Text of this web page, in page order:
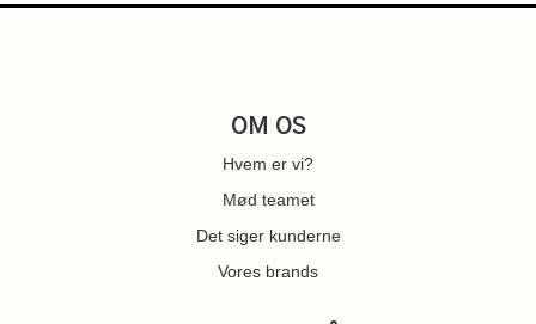
OM OS
Hvem er vi?
Mød teamet
Det siger kunderne
Vores brands